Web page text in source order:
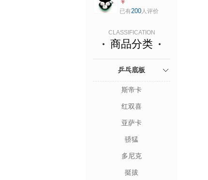
赛比赛专用球
星球 三星级 3只 德
班世乒赛比赛纪念
￥
已有200人评价
CLASSIFICATION
商品分类
乒乓底板
斯帝卡
红双喜
亚萨卡
骄猛
多尼克
挺拔